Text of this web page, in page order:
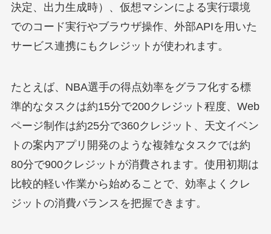
決定、出力生成時）、仮想マシンによる実行環境
でのコード実行やブラウザ操作、外部APIを用いた
サービス連携にもクレジットが使われます。
たとえば、NBA選手の得点効率をグラフ化する標
準的なタスクは約15分で200クレジット程度、Web
ページ制作は約25分で360クレジット、天文イベン
トの案内アプリ開発のような複雑なタスクでは約
80分で900クレジットが消費されます。使用初期は
比較的軽い作業から始めることで、効率よくクレ
ジットの消費バランスを把握できます。